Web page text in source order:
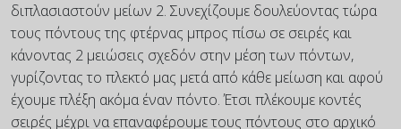
διπλασιαστούν μείων 2. Συνεχίζουμε δουλεύοντας τώρα
τους πόντους της φτέρνας μπρος πίσω σε σειρές και
κάνοντας 2 μειώσεις σχεδόν στην μέση των πόντων,
γυρίζοντας το πλεκτό μας μετά από κάθε μείωση και αφού
έχουμε πλέξη ακόμα έναν πόντο. Έτσι πλέκουμε κοντές
σειρές μέχρι να επαναφέρουμε τους πόντους στο αρχικό